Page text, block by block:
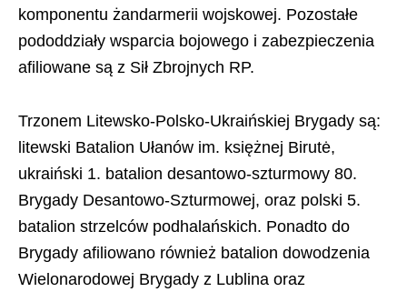
komponentu żandarmerii wojskowej. Pozostałe
pododdziały wsparcia bojowego i zabezpieczenia
afiliowane są z Sił Zbrojnych RP.
Trzonem Litewsko-Polsko-Ukraińskiej Brygady są:
litewski Batalion Ułanów im. księżnej Birutė,
ukraiński 1. batalion desantowo-szturmowy 80.
Brygady Desantowo-Szturmowej, oraz polski 5.
batalion strzelców podhalańskich. Ponadto do
Brygady afiliowano również batalion dowodzenia
Wielonarodowej Brygady z Lublina oraz